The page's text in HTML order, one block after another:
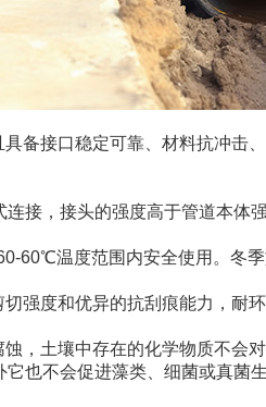
备接口稳定可靠、材料抗冲击
接，接头的强度高于管道本体强
60℃温度范围内安全使用。冬
强度和优异的抗刮痕能力，耐
，土壤中存在的化学物质不会
也不会促进藻类、细菌或真菌生